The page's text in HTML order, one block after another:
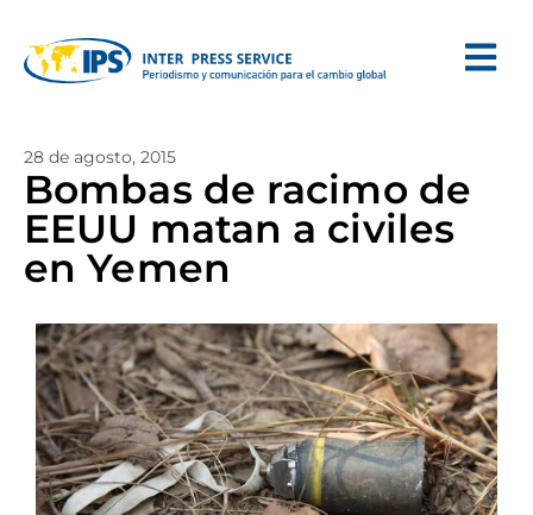
28 de agosto, 2015
Bombas de racimo de
EEUU matan a civiles
en Yemen